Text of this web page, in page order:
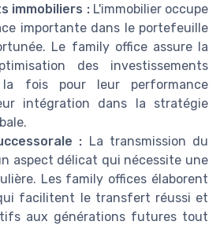
immobiliers :L'immobilier occupe
importante dans le portefeuille
Le family office assure la
des investissements
la fois pour leur performance
intégration dans la stratégie
: La transmission du
aspect délicat qui nécessite une
Les family offices élaborent
facilitent le transfert réussi et
aux générations futures tout